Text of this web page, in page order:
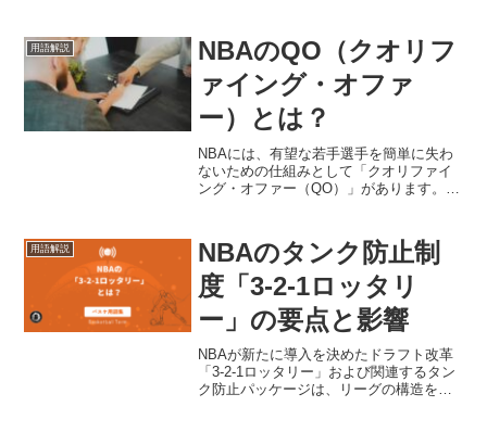
るのか。たった数分でチームの運命が
ガ...
用語解説
NBAのQO（クオリフ
ァイング・オファ
ー）とは？
NBAには、有望な若手選手を簡単に失わ
ないための仕組みとして「クオリファイ
ング・オファー（QO）」があります。本
すく解説します。クオリファイング・オ
ファー(QO)と...
用語解説
NBAのタンク防止制
度「3-2-1ロッタリ
ー」の要点と影響
NBAが新たに導入を決めたドラフト改革
「3-2-1ロッタリー」および関連するタン
ク防止パッケージは、リーグの構造を根